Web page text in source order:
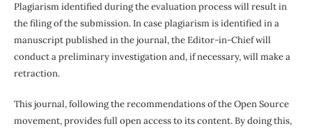
Plagiarism identified during the evaluation process will result in
the filing of the submission. In case plagiarism is identified in a
manuscript published in the journal, the Editor-in-Chief will
conduct a preliminary investigation and, if necessary, will make a
retraction.
This journal, following the recommendations of the Open Source
movement, provides full open access to its content. By doing this,